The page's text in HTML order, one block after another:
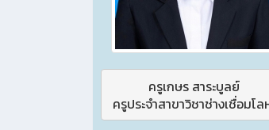
ครูเกษร สาระบูลย์
ครูประจำสาขาวิชาช่างเชื่อมโล